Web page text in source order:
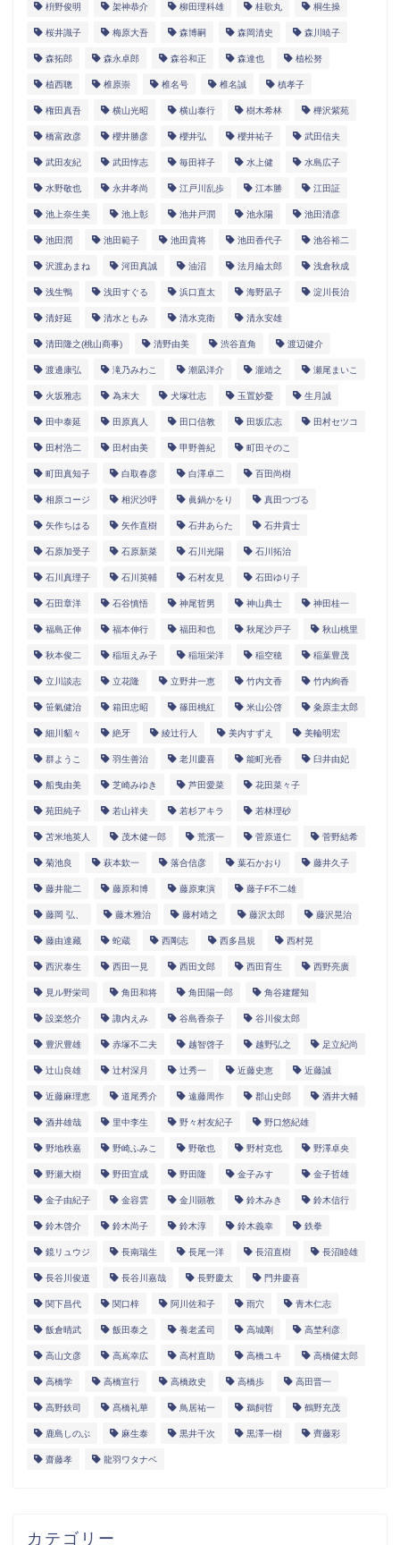
枡野俊明 架神恭介 柳田理科雄 桂歌丸 桐生操
桜井識子 梅原大吾 森博嗣 森岡清史 森川暁子
森拓郎 森永卓郎 森谷和正 森達也 植松努
植西聰 椎原崇 椎名号 椎名誠 槙孝子
権田真吾 横山光昭 横山泰行 樹木希林 樺沢紫苑
橋富政彦 櫻井勝彦 櫻井弘 櫻井祐子 武田信夫
武田友紀 武田惇志 毎田祥子 水上健 水島広子
水野敬也 永井孝尚 江戸川乱歩 江本勝 江田証
池上奈生美 池上彰 池井戸潤 池永陽 池田清彦
池田潤 池田範子 池田貴将 池田香代子 池谷裕二
沢渡あまね 河田真誠 油沼 法月綸太郎 浅倉秋成
浅生鴨 浅田すぐる 浜口直太 海野凪子 淀川長治
清好延 清水ともみ 清水克衛 清永安雄
清田隆之(桃山商事) 清野由美 渋谷直角 渡辺健介
渡邊康弘 滝乃みわこ 潮凪洋介 瀧靖之 瀬尾まいこ
火坂雅志 為末大 犬塚壮志 玉置妙憂 生月誠
田中泰延 田原真人 田口信教 田坂広志 田村セツコ
田村浩二 田村由美 甲野善紀 町田そのこ
町田真知子 白取春彦 白澤卓二 百田尚樹
相原コージ 相沢沙呼 眞鍋かをり 真田つづる
矢作ちはる 矢作直樹 石井あらた 石井貴士
石原加受子 石原新菜 石川光陽 石川拓治
石川真理子 石川英輔 石村友見 石田ゆり子
石田章洋 石谷慎悟 神尾哲男 神山典士 神田桂一
福島正伸 福本伸行 福田和也 秋尾沙戸子 秋山桃里
秋本俊二 稲垣えみ子 稲垣栄洋 稲空穂 稲葉豊茂
立川談志 立花隆 立野井一恵 竹内文香 竹内絢香
笹氣健治 箱田忠昭 篠田桃紅 米山公啓 粂原圭太郎
細川貂々 絶牙 綾辻行人 美内すずえ 美輪明宏
群ようこ 羽生善治 老川慶喜 能町光香 臼井由妃
船曳由美 芝崎みゆき 芦田愛菜 花田菜々子
苑田純子 若山祥夫 若杉アキラ 若林理砂
苫米地英人 茂木健一郎 荒濱一 菅原道仁 菅野結希
菊池良 萩本欽一 落合信彦 葉石かおり 藤井久子
藤井龍二 藤原和博 藤原東演 藤子F不二雄
藤岡 弘、 藤木雅治 藤村靖之 藤沢太郎 藤沢晃治
藤由達藏 蛇蔵 西剛志 西多昌規 西村晃
西沢泰生 西田一見 西田文郎 西田育生 西野亮廣
見ル野栄司 角田和将 角田陽一郎 角谷建耀知
設楽悠介 諏内えみ 谷島香奈子 谷川俊太郎
豊沢豊雄 赤塚不二夫 越智啓子 越野弘之 足立紀尚
辻山良雄 辻村深月 辻秀一 近藤史恵 近藤誠
近藤麻理恵 道尾秀介 遠藤周作 郡山史郎 酒井大輔
酒井雄哉 里中李生 野々村友紀子 野口悠紀雄
野地秩嘉 野崎ふみこ 野敬也 野村克也 野澤卓央
野瀬大樹 野田宜成 野田隆 金子みすゞ 金子哲雄
金子由紀子 金容雲 金川顕教 鈴木みき 鈴木信行
鈴木啓介 鈴木尚子 鈴木淳 鈴木義幸 鉄拳
鏡リュウジ 長南瑞生 長尾一洋 長沼直樹 長沼睦雄
長谷川俊道 長谷川嘉哉 長野慶太 門井慶喜
関下昌代 関口梓 阿川佐和子 雨穴 青木仁志
飯倉晴武 飯田泰之 養老孟司 高城剛 高埜利彦
高山文彦 高嶌幸広 高村直助 高橋ユキ 高橋健太郎
高橋学 高橋宣行 高橋政史 高橋歩 高田晋一
高野鉄司 髙橋礼華 鳥居祐一 鵜飼哲 鶴野充茂
鹿島しのぶ 麻生泰 黒井千次 黒澤一樹 齊藤彩
齋藤孝 龍羽ワタナベ
カテゴリー